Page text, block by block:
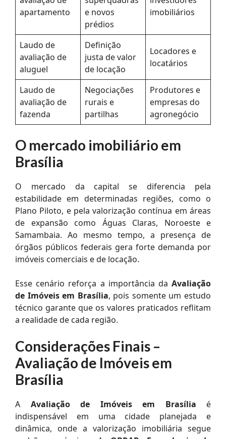
apartamento
e novos
prédios
imobiliários
Laudo de
avaliação de
aluguel
Definição
justa de valor
de locação
Locadores e
locatários
Laudo de
avaliação de
fazenda
Negociações
rurais e
partilhas
Produtores e
empresas do
agronegócio
O mercado imobiliário em
Brasília
O mercado da capital se diferencia pela
estabilidade em determinadas regiões, como o
Plano Piloto, e pela valorização contínua em áreas
de expansão como Águas Claras, Noroeste e
Samambaia. Ao mesmo tempo, a presença de
órgãos públicos federais gera forte demanda por
imóveis comerciais e de locação.
Esse cenário reforça a importância da Avaliação
de Imóveis em Brasília, pois somente um estudo
técnico garante que os valores praticados reflitam
a realidade de cada região.
Considerações Finais –
Avaliação de Imóveis em
Brasília
A Avaliação de Imóveis em Brasília é
indispensável em uma cidade planejada e
dinâmica, onde a valorização imobiliária segue